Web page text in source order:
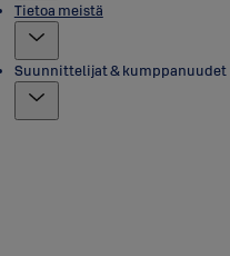
Tietoa meistä
Suunnittelijat & kumppanuudet